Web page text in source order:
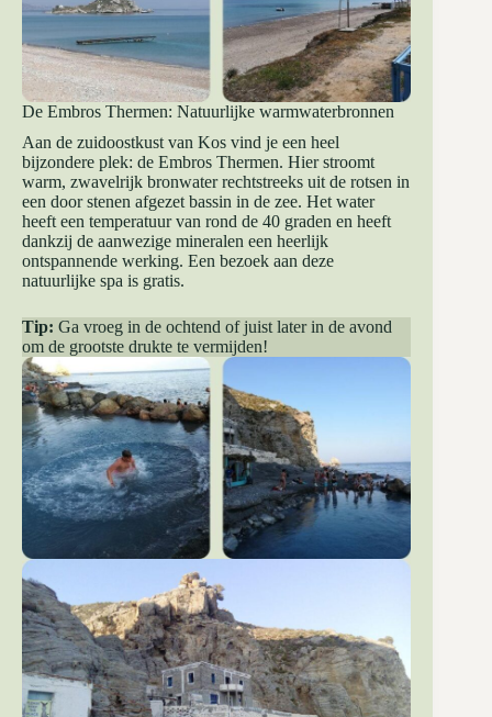
De Embros Thermen: Natuurlijke warmwaterbronnen
Aan de zuidoostkust van Kos vind je een heel
bijzondere plek: de Embros Thermen. Hier stroomt
warm, zwavelrijk bronwater rechtstreeks uit de rotsen in
een door stenen afgezet bassin in de zee. Het water
heeft een temperatuur van rond de 40 graden en heeft
dankzij de aanwezige mineralen een heerlijk
ontspannende werking. Een bezoek aan deze
natuurlijke spa is gratis.
Tip: Ga vroeg in de ochtend of juist later in de avond
om de grootste drukte te vermijden!